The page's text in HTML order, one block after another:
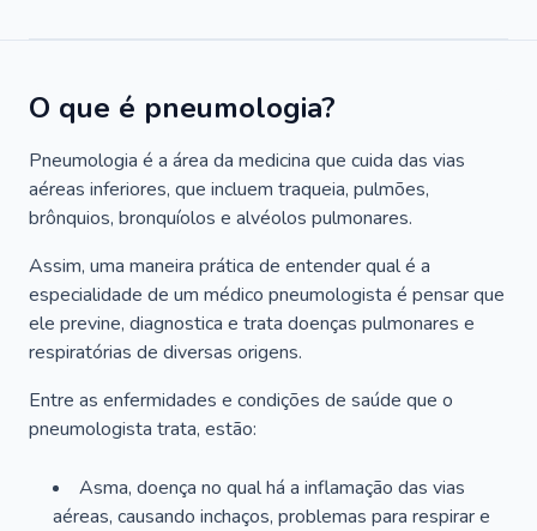
O que é pneumologia?
Pneumologia é a área da medicina que cuida das vias
aéreas inferiores, que incluem traqueia, pulmões,
brônquios, bronquíolos e alvéolos pulmonares.
Assim, uma maneira prática de entender qual é a
especialidade de um médico pneumologista é pensar que
ele previne, diagnostica e trata doenças pulmonares e
respiratórias de diversas origens.
Entre as enfermidades e condições de saúde que o
pneumologista trata, estão:
Asma, doença no qual há a inflamação das vias
aéreas, causando inchaços, problemas para respirar e